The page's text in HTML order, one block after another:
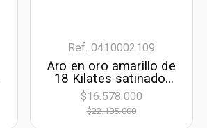
Ref. 0410002109
Aro en oro amarillo de
18 Kilates satinado,
Plana, 3.50 mm. de
ancho
$16.578.000
$22.105.000